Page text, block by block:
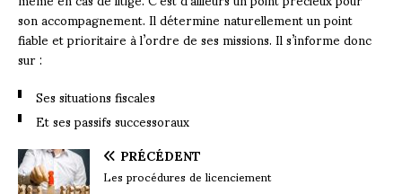
son accompagnement. Il détermine naturellement un point
fiable et prioritaire à l’ordre de ses missions. Il s’informe donc
sur :
Ses situations fiscales
Et ses passifs successoraux
PRÉCÉDENT
Les procédures de licenciement